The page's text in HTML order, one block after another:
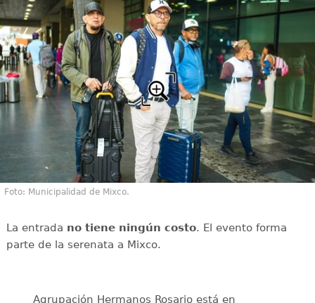
Foto: Municipalidad de Mixco.
La entrada no tiene ningún costo. El evento forma
parte de la serenata a Mixco.
Agrupación Hermanos Rosario está en